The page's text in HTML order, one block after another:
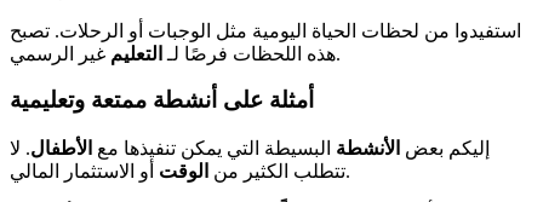
استفيدوا من لحظات الحياة اليومية مثل الوجبات أو الرحلات. تصبح
هذه اللحظات فرصًا لـ التعليم غير الرسمي.
أمثلة على أنشطة ممتعة وتعليمية
إليكم بعض الأنشطة البسيطة التي يمكن تنفيذها مع الأطفال. لا
تتطلب الكثير من الوقت أو الاستثمار المالي.